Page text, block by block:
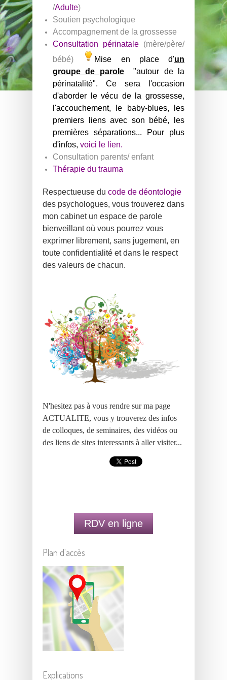
/Adulte)
Soutien psychologique
Accompagnement de la grossesse
Consultation périnatale (mère/père/
bébé)
Mise en place d'un
groupe de parole"autour de la
périnatalité". Ce sera l'occasion
d'aborder le vécu de la grossesse,
l'accouchement, le baby-blues, les
premiers liens avec son bébé, les
premières séparations... Pour plus
d'infos, voici le lien.
Consultation parents/ enfant
Thérapie du trauma
Respectueuse du code de déontologie
des psychologues, vous trouverez dans
mon cabinet un espace de parole
bienveillant où vous pourrez vous
exprimer librement, sans jugement, en
toute confidentialité et dans le respect
des valeurs de chacun.
N'hesitez pas à vous rendre sur ma page
ACTUALITE, vous y trouverez des infos
de colloques, de seminaires, des vidéos ou
des liens de sites interessants à aller visiter...
RDV en ligne
Plan d'accès
Explications